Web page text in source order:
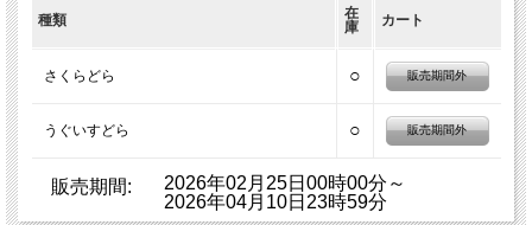
種類
在
庫
カート
さくらどら ○ 販売期間外
うぐいすどら ○ 販売期間外
販売期間:
2026年02月25日00時00分～
2026年04月10日23時59分